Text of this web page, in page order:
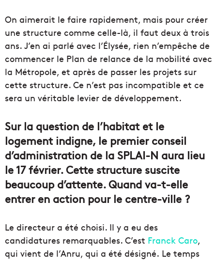
On aimerait le faire rapidement, mais pour créer
une structure comme celle-là, il faut deux à trois
ans. J’en ai parlé avec l’Élysée, rien n’empêche de
commencer le Plan de relance de la mobilité avec
la Métropole, et après de passer les projets sur
cette structure. Ce n’est pas incompatible et ce
sera un véritable levier de développement.
Sur la question de l’habitat et le
logement indigne, le premier conseil
d’administration de la SPLAI-N aura lieu
le 17 février. Cette structure suscite
beaucoup d’attente. Quand va-t-elle
entrer en action pour le centre-ville ?
Le directeur a été choisi. Il y a eu des
candidatures remarquables. C’est Franck Caro,
qui vient de l’Anru, qui a été désigné. Le temps